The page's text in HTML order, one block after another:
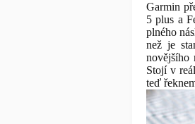
Garmin
5 plus a
plného
než je
novějšího
Stojí v
teď